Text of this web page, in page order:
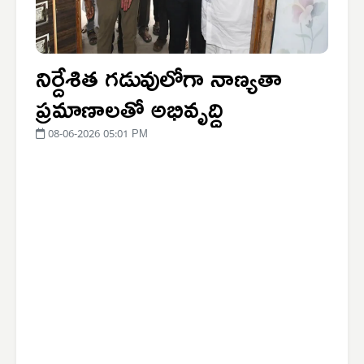
నిర్దేశిత గడువులోగా నాణ్యతా
ప్రమాణాలతో అభివృద్ధి
08-06-2026 05:01 PM